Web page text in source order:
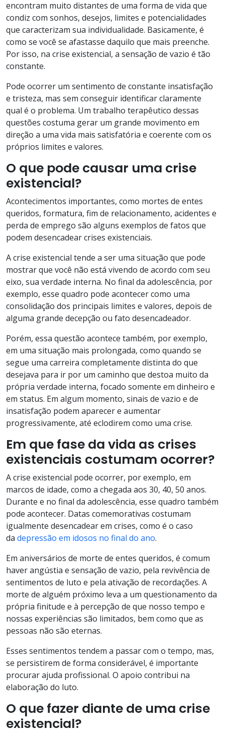
encontram muito distantes de uma forma de vida que
condiz com sonhos, desejos, limites e potencialidades
que caracterizam sua individualidade. Basicamente, é
como se você se afastasse daquilo que mais preenche.
Por isso, na crise existencial, a sensação de vazio é tão
constante.
Pode ocorrer um sentimento de constante insatisfação
e tristeza, mas sem conseguir identificar claramente
qual é o problema. Um trabalho terapêutico dessas
questões costuma gerar um grande movimento em
direção a uma vida mais satisfatória e coerente com os
próprios limites e valores.
O que pode causar uma crise
existencial?
Acontecimentos importantes, como mortes de entes
queridos, formatura, fim de relacionamento, acidentes e
perda de emprego são alguns exemplos de fatos que
podem desencadear crises existenciais.
A crise existencial tende a ser uma situação que pode
mostrar que você não está vivendo de acordo com seu
eixo, sua verdade interna. No final da adolescência, por
exemplo, esse quadro pode acontecer como uma
consolidação dos principais limites e valores, depois de
alguma grande decepção ou fato desencadeador.
Porém, essa questão acontece também, por exemplo,
em uma situação mais prolongada, como quando se
segue uma carreira completamente distinta do que
desejava para ir por um caminho que destoa muito da
própria verdade interna, focado somente em dinheiro e
em status. Em algum momento, sinais de vazio e de
insatisfação podem aparecer e aumentar
progressivamente, até eclodirem como uma crise.
Em que fase da vida as crises
existenciais costumam ocorrer?
A crise existencial pode ocorrer, por exemplo, em
marcos de idade, como a chegada aos 30, 40, 50 anos.
Durante e no final da adolescência, esse quadro também
pode acontecer. Datas comemorativas costumam
igualmente desencadear em crises, como é o caso
da depressão em idosos no final do ano.
Em aniversários de morte de entes queridos, é comum
haver angústia e sensação de vazio, pela revivência de
sentimentos de luto e pela ativação de recordações. A
morte de alguém próximo leva a um questionamento da
própria finitude e à percepção de que nosso tempo e
nossas experiências são limitados, bem como que as
pessoas não são eternas.
Esses sentimentos tendem a passar com o tempo, mas,
se persistirem de forma considerável, é importante
procurar ajuda profissional. O apoio contribui na
elaboração do luto.
O que fazer diante de uma crise
existencial?